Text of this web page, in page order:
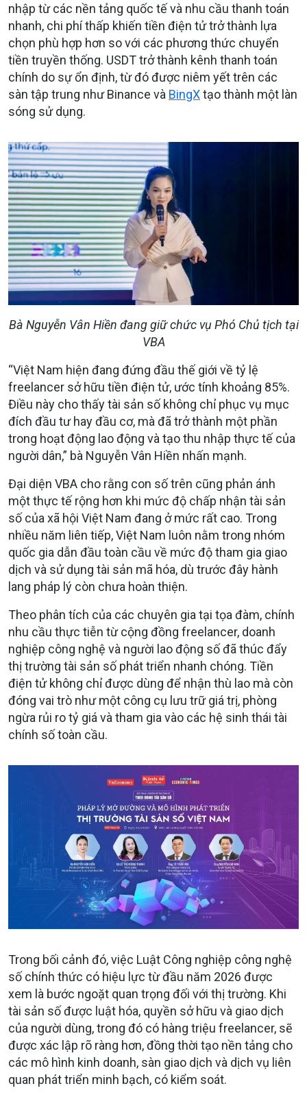
nhập từ các nền tảng quốc tế và nhu cầu thanh toán
nhanh, chi phí thấp khiến tiền điện tử trở thành lựa
chọn phù hợp hơn so với các phương thức chuyển
tiền truyền thống. USDT trở thành kênh thanh toán
chính do sự ổn định, từ đó được niêm yết trên các
sàn tập trung như Binance và BingXtạo thành một làn
sóng sử dụng.
Bà Nguyễn Vân Hiền đang giữ chức vụ Phó Chủ tịch tại
VBA
“Việt Nam hiện đang đứng đầu thế giới về tỷ lệ
freelancer sở hữu tiền điện tử, ước tính khoảng 85%.
Điều này cho thấy tài sản số không chỉ phục vụ mục
đích đầu tư hay đầu cơ, mà đã trở thành một phần
trong hoạt động lao động và tạo thu nhập thực tế của
người dân,” bà Nguyễn Vân Hiền nhấn mạnh.
Đại diện VBA cho rằng con số trên cũng phản ánh
một thực tế rộng hơn khi mức độ chấp nhận tài sản
số của xã hội Việt Nam đang ở mức rất cao. Trong
nhiều năm liên tiếp, Việt Nam luôn nằm trong nhóm
quốc gia dẫn đầu toàn cầu về mức độ tham gia giao
dịch và sử dụng tài sản mã hóa, dù trước đây hành
lang pháp lý còn chưa hoàn thiện.
Theo phân tích của các chuyên gia tại tọa đàm, chính
nhu cầu thực tiễn từ cộng đồng freelancer, doanh
nghiệp công nghệ và người lao động số đã thúc đẩy
thị trường tài sản số phát triển nhanh chóng. Tiền
điện tử không chỉ được dùng để nhận thù lao mà còn
đóng vai trò như một công cụ lưu trữ giá trị, phòng
ngừa rủi ro tỷ giá và tham gia vào các hệ sinh thái tài
chính số toàn cầu.
Trong bối cảnh đó, việc Luật Công nghiệp công nghệ
số chính thức có hiệu lực từ đầu năm 2026 được
xem là bước ngoặt quan trọng đối với thị trường. Khi
tài sản số được luật hóa, quyền sở hữu và giao dịch
của người dùng, trong đó có hàng triệu freelancer, sẽ
được xác lập rõ ràng hơn, đồng thời tạo nền tảng cho
các mô hình kinh doanh, sàn giao dịch và dịch vụ liên
quan phát triển minh bạch, có kiểm soát.